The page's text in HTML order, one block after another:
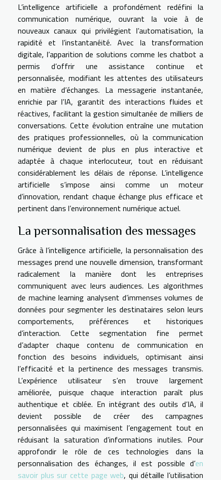
L’intelligence artificielle a profondément redéfini la
communication numérique, ouvrant la voie à de
nouveaux canaux qui privilégient l’automatisation, la
rapidité et l’instantanéité. Avec la transformation
digitale, l’apparition de solutions comme les chatbot a
permis d’offrir une assistance continue et
personnalisée, modifiant les attentes des utilisateurs
en matière d’échanges. La messagerie instantanée,
enrichie par l’IA, garantit des interactions fluides et
réactives, facilitant la gestion simultanée de milliers de
conversations. Cette évolution entraîne une mutation
des pratiques professionnelles, où la communication
numérique devient de plus en plus interactive et
adaptée à chaque interlocuteur, tout en réduisant
considérablement les délais de réponse. L’intelligence
artificielle s’impose ainsi comme un moteur
d’innovation, rendant chaque échange plus efficace et
pertinent dans l’environnement numérique actuel.
La personnalisation des messages
Grâce à l’intelligence artificielle, la personnalisation des
messages prend une nouvelle dimension, transformant
radicalement la manière dont les entreprises
communiquent avec leurs audiences. Les algorithmes
de machine learning analysent d’immenses volumes de
données pour segmenter les destinataires selon leurs
comportements, préférences et historiques
d’interaction. Cette segmentation fine permet
d’adapter chaque contenu de communication en
fonction des besoins individuels, optimisant ainsi
l’efficacité et la pertinence des messages transmis.
L’expérience utilisateur s’en trouve largement
améliorée, puisque chaque interaction paraît plus
authentique et ciblée. En intégrant des outils d’IA, il
devient possible de créer des campagnes
personnalisées qui maximisent l’engagement tout en
réduisant la saturation d’informations inutiles. Pour
approfondir le rôle de ces technologies dans la
personnalisation des échanges, il est possible d’en
savoir plus sur cette page web, qui détaille l’utilisation